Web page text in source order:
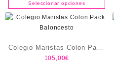
Seleccionar opciones
Colegio Maristas Colon Pack
Baloncesto
105,00€